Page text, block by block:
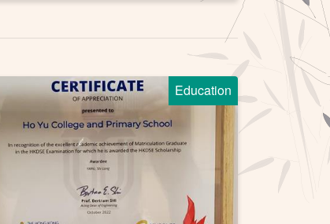
Education